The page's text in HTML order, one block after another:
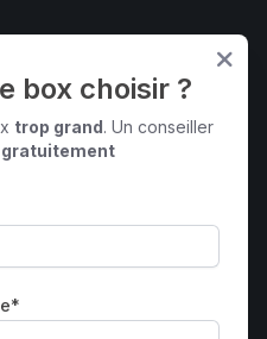
box choisir ?
trop grand. Un conseiller
gratuitement